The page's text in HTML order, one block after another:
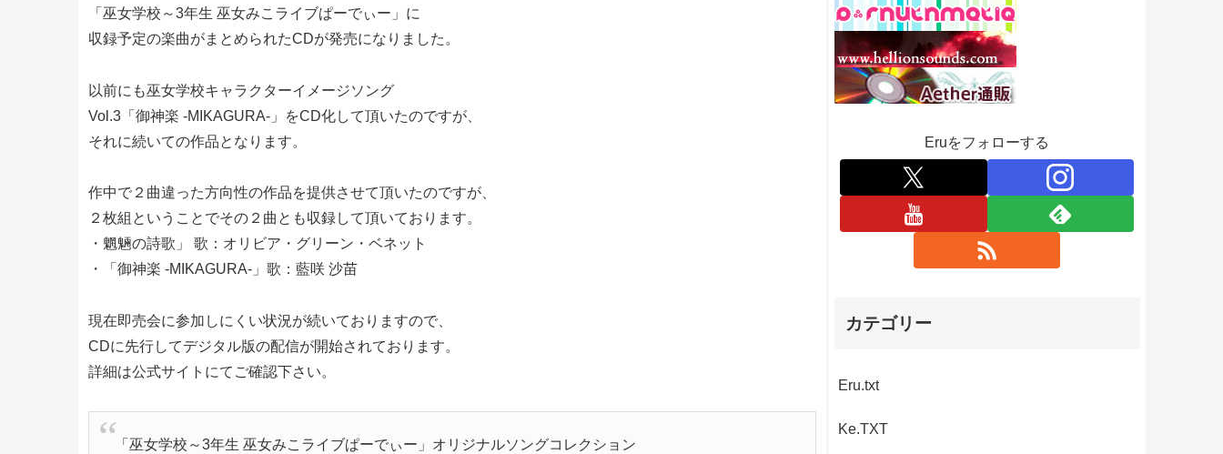
「巫女学校～3年生 巫女みこライブぱーでぃー」に
収録予定の楽曲がまとめられたCDが発売になりました。
以前にも巫女学校キャラクターイメージソング
Vol.3「御神楽 -MIKAGURA-」をCD化して頂いたのですが、
それに続いての作品となります。
作中で２曲違った方向性の作品を提供させて頂いたのですが、
２枚組ということでその２曲とも収録して頂いております。
・魍魎の詩歌」 歌：オリビア・グリーン・ベネット
・「御神楽 -MIKAGURA-」歌：藍咲 沙苗
現在即売会に参加しにくい状況が続いておりますので、
CDに先行してデジタル版の配信が開始されております。
詳細は公式サイトにてご確認下さい。
「巫女学校～3年生 巫女みこライブぱーでぃー」オリジナルソングコレクション
Eruをフォローする
カテゴリー
Eru.txt
Ke.TXT